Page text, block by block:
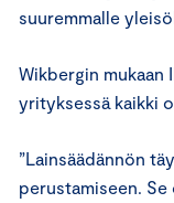
suuremmalle
Wikbergin
yrityksessä kaikki
”Lainsäädännön
perustamiseen.